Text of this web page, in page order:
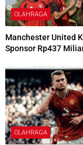
OLAHRAGA
Manchester United
Sponsor Rp437
OLAHRAGA